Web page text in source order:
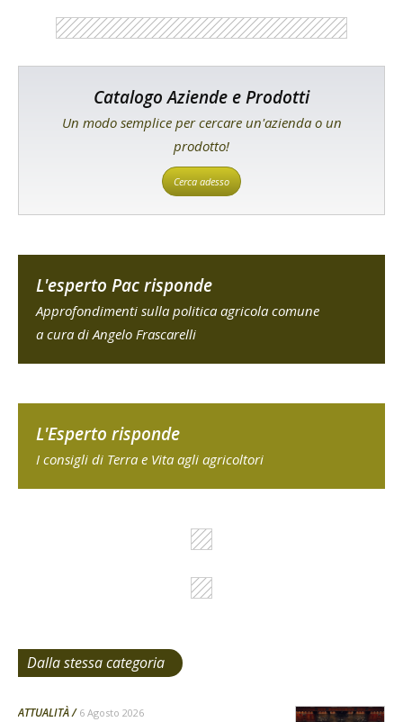
Catalogo Aziende e Prodotti
Un modo semplice per cercare un'azienda o un
prodotto!
Cerca adesso
L'esperto Pac risponde
Approfondimenti sulla politica agricola comune
a cura di Angelo Frascarelli
L'Esperto risponde
I consigli di Terra e Vita agli agricoltori
Dalla stessa categoria
ATTUALITÀ 6 Agosto 2026